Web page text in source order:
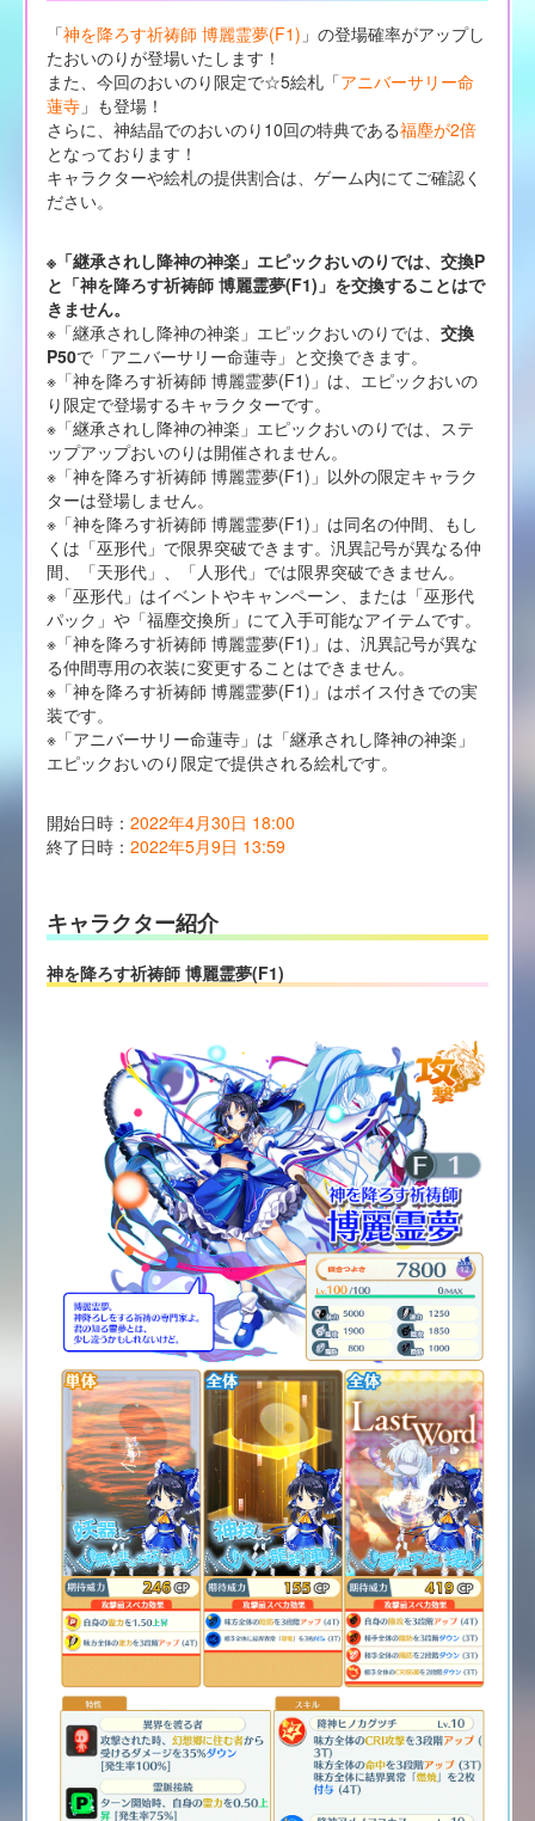
「神を降ろす祈祷師 博麗霊夢(F1) 」の登場確率がアップし
たおいのりが登場いたします！
また、今回のおいのり限定で☆5絵札「アニバーサリー命
蓮寺」も登場！
さらに、神結晶でのおいのり10回の特典である福塵が2倍
となっております！
キャラクターや絵札の提供割合は、ゲーム内にてご確認く
ださい。
※「継承されし降神の神楽」エピックおいのりでは、交換P
と「神を降ろす祈祷師 博麗霊夢(F1)」を交換することはで
きません。
※「継承されし降神の神楽」エピックおいのりでは、 交換
P50で「アニバーサリー命蓮寺」と交換できます。
※「神を降ろす祈祷師 博麗霊夢(F1)」は、エピックおいの
り限定で登場するキャラクターです。
※「継承されし降神の神楽」エピックおいのりでは、ステ
ップアップおいのりは開催されません。
※「神を降ろす祈祷師 博麗霊夢(F1)」以外の限定キャラク
ターは登場しません。
※「神を降ろす祈祷師 博麗霊夢(F1)」は同名の仲間、もし
くは「巫形代」で限界突破できます。汎異記号が異なる仲
間、「天形代」、「人形代」では限界突破できません。
※「巫形代」はイベントやキャンペーン、または「巫形代
パック」や「福塵交換所」にて入手可能なアイテムです。
※「神を降ろす祈祷師 博麗霊夢(F1)」は、汎異記号が異な
る仲間専用の衣装に変更することはできません。
※「神を降ろす祈祷師 博麗霊夢(F1)」はボイス付きでの実
装です。
※「アニバーサリー命蓮寺」は「継承されし降神の神楽」
エピックおいのり限定で提供される絵札です。
開始日時： 2022年4月30日 18:00
終了日時： 2022年5月9日 13:59
キャラクター紹介
神を降ろす祈祷師 博麗霊夢(F1)